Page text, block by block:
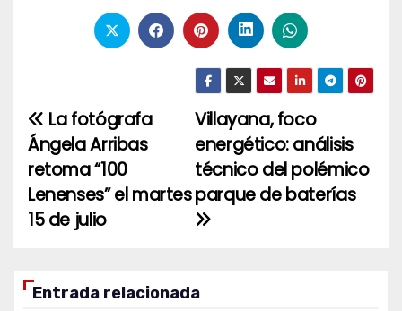
Navegación
de
entradas
Villayana, foco
energético: análisis
técnico del polémico
parque de baterías
La fotógrafa
Ángela Arribas
retoma “100
Lenenses” el martes
15 de julio
Entrada relacionada